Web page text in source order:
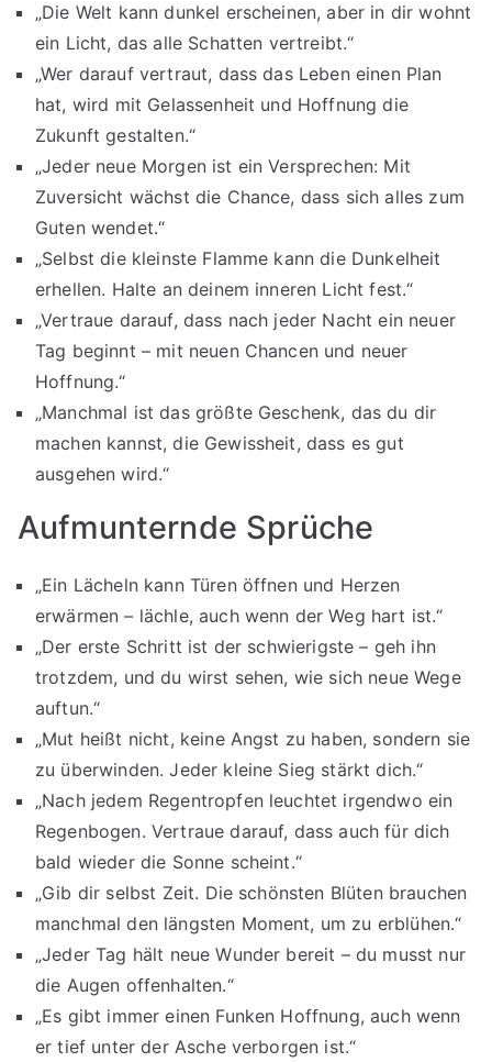
„Die Welt kann dunkel erscheinen, aber in dir wohnt
ein Licht, das alle Schatten vertreibt.“
„Wer darauf vertraut, dass das Leben einen Plan
hat, wird mit Gelassenheit und Hoffnung die
Zukunft gestalten.“
„Jeder neue Morgen ist ein Versprechen: Mit
Zuversicht wächst die Chance, dass sich alles zum
Guten wendet.“
„Selbst die kleinste Flamme kann die Dunkelheit
erhellen. Halte an deinem inneren Licht fest.“
„Vertraue darauf, dass nach jeder Nacht ein neuer
Tag beginnt – mit neuen Chancen und neuer
Hoffnung.“
„Manchmal ist das größte Geschenk, das du dir
machen kannst, die Gewissheit, dass es gut
ausgehen wird.“
Aufmunternde Sprüche
„Ein Lächeln kann Türen öffnen und Herzen
erwärmen – lächle, auch wenn der Weg hart ist.“
„Der erste Schritt ist der schwierigste – geh ihn
trotzdem, und du wirst sehen, wie sich neue Wege
auftun.“
„Mut heißt nicht, keine Angst zu haben, sondern sie
zu überwinden. Jeder kleine Sieg stärkt dich.“
„Nach jedem Regentropfen leuchtet irgendwo ein
Regenbogen. Vertraue darauf, dass auch für dich
bald wieder die Sonne scheint.“
„Gib dir selbst Zeit. Die schönsten Blüten brauchen
manchmal den längsten Moment, um zu erblühen.“
„Jeder Tag hält neue Wunder bereit – du musst nur
die Augen offenhalten.“
„Es gibt immer einen Funken Hoffnung, auch wenn
er tief unter der Asche verborgen ist.“